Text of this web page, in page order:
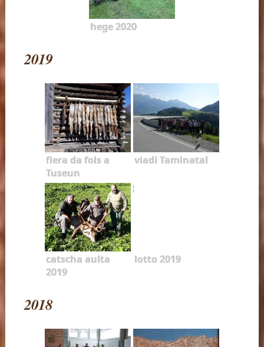
hege 2020
2019
fiera da fols a
Tuseun
viadi Taminatal
catscha aulta
2019
lotto 2019
2018